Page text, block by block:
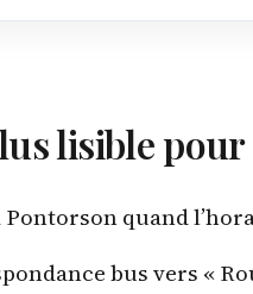
lisible
quand
bus vers «